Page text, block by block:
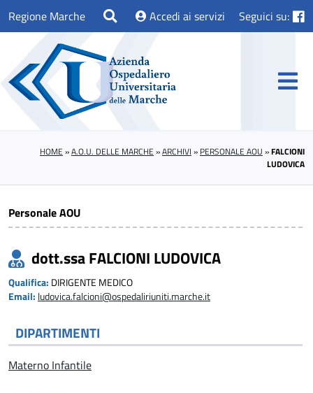
Regione Marche Accedi ai servizi Seguici su:
HOME »A.O.U. DELLE MARCHE »ARCHIVI » PERSONALE AOU »FALCIONI
LUDOVICA
Personale AOU
dott.ssa FALCIONI LUDOVICA
Qualifica: DIRIGENTE MEDICO
Email: ludovica.falcioni@ospedaliriuniti.marche.it
DIPARTIMENTI
Materno Infantile